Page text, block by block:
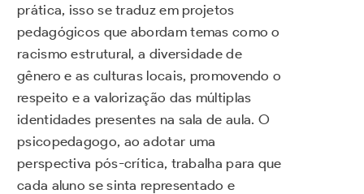
prática, isso se traduz em projetos
pedagógicos que abordam temas como o
racismo estrutural, a diversidade de
gênero e as culturas locais, promovendo o
respeito e a valorização das múltiplas
identidades presentes na sala de aula. O
psicopedagogo, ao adotar uma
perspectiva pós-crítica, trabalha para que
cada aluno se sinta representado e